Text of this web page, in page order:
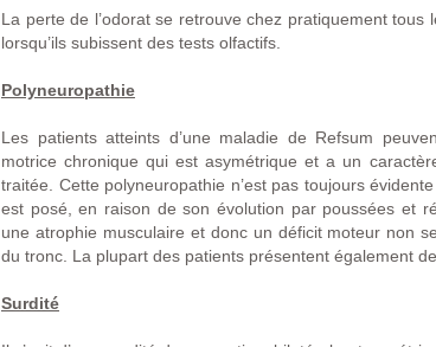
La perte de l’odorat se retrouve chez pratiquement
lorsqu’ils subissent des tests olfactifs.
Polyneuropathie
Les patients atteints d’une maladie de Refsum
motrice chronique qui est asymétrique et a un
traitée. Cette polyneuropathie n’est pas toujours
est posé, en raison de son évolution par poussées et
une atrophie musculaire et donc un déficit moteur non
du tronc. La plupart des patients présentent également
Surdité